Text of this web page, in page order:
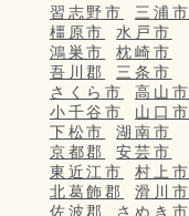
習志野市
三浦市
橿原市
水戸市
鴻巣市
枕崎市
吾川郡
三条市
さくら市
高山市
小千谷市
山口市
下松市
湖南市
京都郡
安芸市
東近江市
村上市
北葛飾郡
滑川市
佐波郡
さぬき市